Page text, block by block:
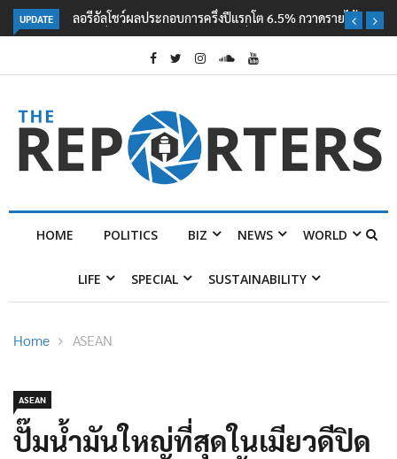
UPDATE
ลอรีอัลโชว์ผลประกอบการครึ่งปีแรกโต 6.5% กวาดรายได้ 2.3 หมื่นล้านยูโร
คว้าไลเซนส์ ‘กุชชี่’ 50 ปี พร้อมส่ง 4 แบรนด์ใหม่บุกตลาดไทย
POLITICS BIZ NEWS WORLD
ASEAN